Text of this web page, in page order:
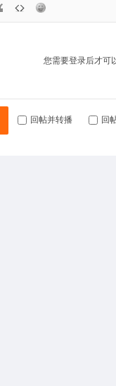
您需要登录后才可
回帖并转播 回